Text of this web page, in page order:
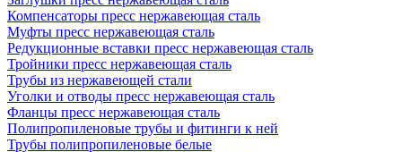
Компенсаторы пресс нержавеющая сталь
Муфты пресс нержавеющая сталь
Редукционные вставки пресс нержавеющая сталь
Тройники пресс нержавеющая сталь
Трубы из нержавеющей стали
Уголки и отводы пресс нержавеющая сталь
Фланцы пресс нержавеющая сталь
Полипропиленовые трубы и фитинги к ней
Трубы полипропиленовые белые